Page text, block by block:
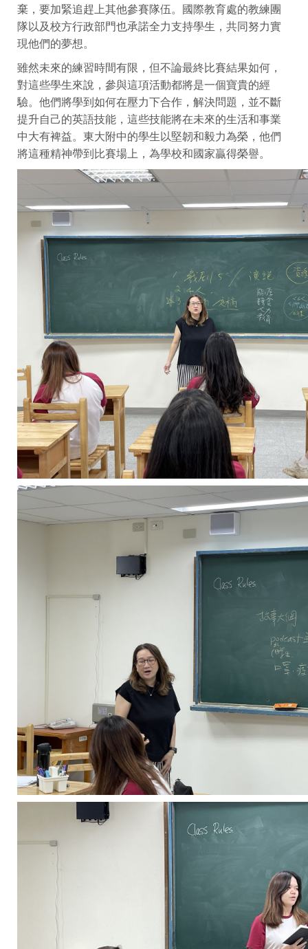
棄，要加緊追趕上其他參賽隊伍。國際教育處的教練團
隊以及校方行政部門也承諾全力支持學生，共同努力實
現他們的夢想。
雖然未來的練習時間有限，但不論最終比賽結果如何，
對這些學生來說，參與這項活動都將是一個寶貴的經
驗。他們將學到如何在壓力下合作，解決問題，並不斷
提升自己的英語技能，這些技能將在未來的生活和事業
中大有裨益。東大附中的學生以堅韌和毅力為榮，他們
將這種精神帶到比賽場上，為學校和國家贏得榮譽。